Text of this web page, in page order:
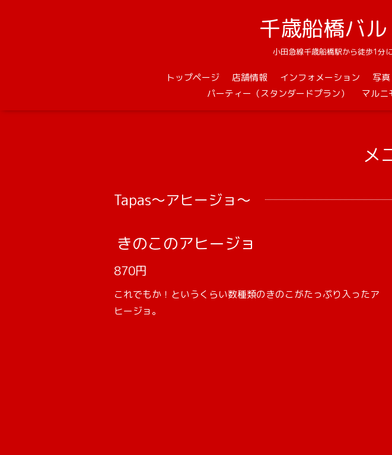
千歳船橋バ
小田急線千歳船橋駅から徒歩1分
トップページ 店舗情報 インフォメーション 写真
パーティー（スタンダードプラン）
マルニ
メ
Tapas～アヒージョ～
きのこのアヒージョ
870円
これでもか！というくらい数種類のきのこがたっぷり入ったア
ヒージョ。